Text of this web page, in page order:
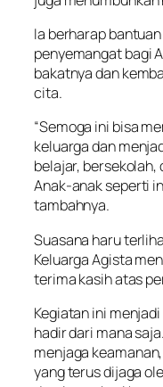
Ia berharap
penyemangat bagi
bakatnya dan
cita.
“Semoga ini bisa
keluarga dan
belajar, bersekolah,
Anak-anak seperti
tambahnya.
Suasana haru
Keluarga Agista
terima kasih atas
Kegiatan ini
hadir dari mana
menjaga
yang terus dijaga